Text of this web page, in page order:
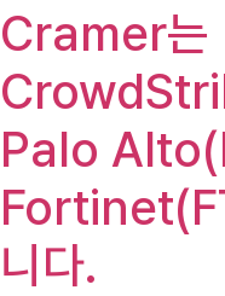
Cramer는
Palo
니다.